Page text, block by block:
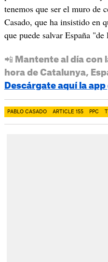
tenemos que ser el muro de
Casado, que ha insistido en
que puede salvar España "de
📲 Mantente al día con
hora de Catalunya,
Descárgate aquí la
PABLO CASADO ARTICLE 155 PPC